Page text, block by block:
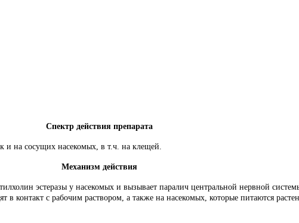
Спектр действия препарата
и на сосущих насекомых, в т.ч. на клещей.
Механизм действия
эстеразы у насекомых и вызывает паралич центральной нервной
в контакт с рабочим раствором, а также на насекомых, которые питаются